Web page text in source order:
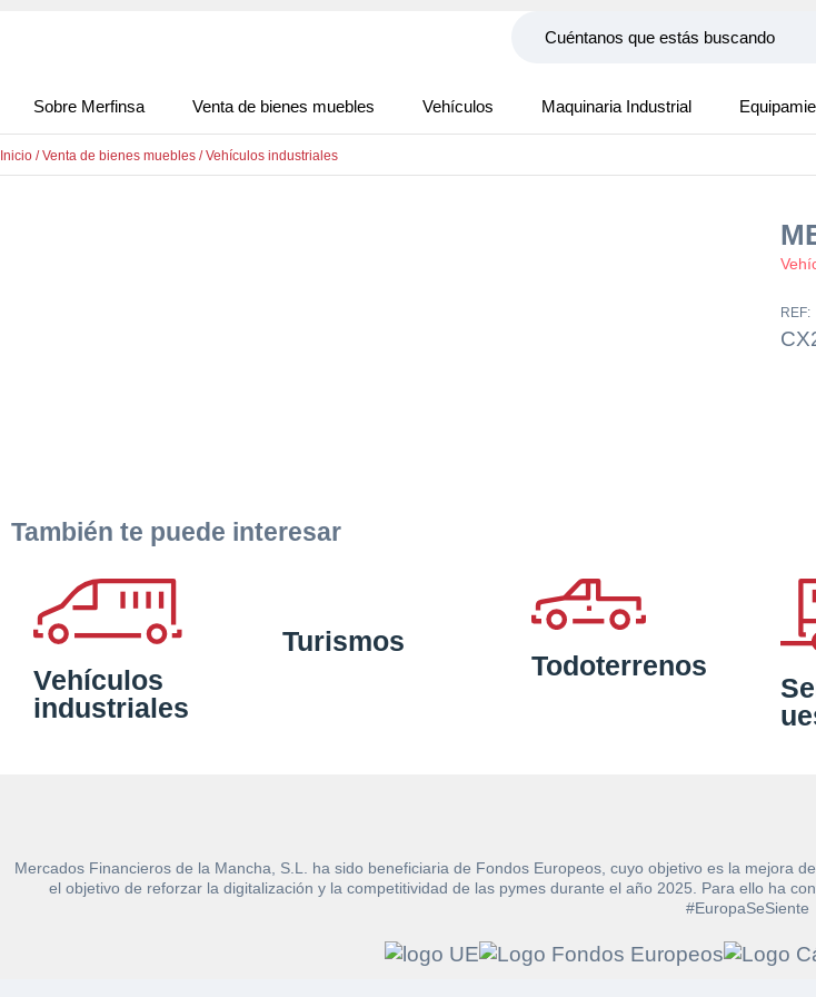
Sobre Merfinsa Venta de bienes muebles Vehículos Maquinaria Industrial
Inicio /Venta de bienes muebles /Vehículos industriales
REF:
También te puede interesar
Vehículos
industriales
Turismos
Todoterrenos
Mercados Financieros de la Mancha, S.L. ha sido beneficiaria de Fondos Europeos, cuyo objetivo es la mejora
el objetivo de reforzar la digitalización y la competitividad de las pymes durante el año 2025. Para ello ha
#EuropaSeSiente